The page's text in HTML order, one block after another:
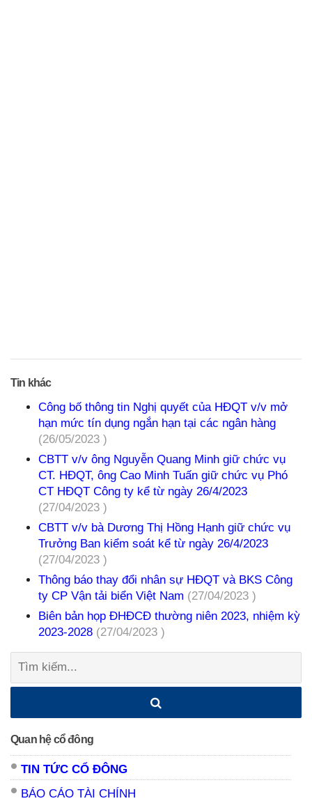
Tin khác
Công bố thông tin Nghị quyết của HĐQT v/v mở
hạn mức tín dụng ngắn hạn tại các ngân hàng
(26/05/2023 )
CBTT v/v ông Nguyễn Quang Minh giữ chức vụ
CT. HĐQT, ông Cao Minh Tuấn giữ chức vụ Phó
CT HĐQT Công ty kể từ ngày 26/4/2023
(27/04/2023 )
CBTT v/v bà Dương Thị Hồng Hạnh giữ chức vụ
Trưởng Ban kiểm soát kể từ ngày 26/4/2023
(27/04/2023 )
Thông báo thay đổi nhân sự HĐQT và BKS Công
ty CP Vận tải biển Việt Nam (27/04/2023 )
Biên bản họp ĐHĐCĐ thường niên 2023, nhiệm kỳ
2023-2028 (27/04/2023 )
Tìm
Quan hệ cổ đông
TIN TỨC CỔ ĐÔNG
BÁO CÁO TÀI CHÍNH